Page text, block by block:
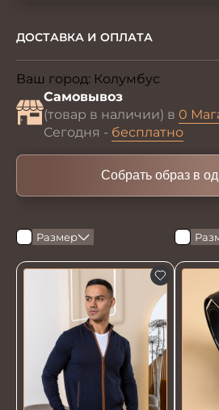
ДОСТАВКА И ОПЛАТА
Ваш город: Колумбус
Самовывоз
(товар в наличии) в 0
Сегодня - бесплатно
Собрать образ в
Размер